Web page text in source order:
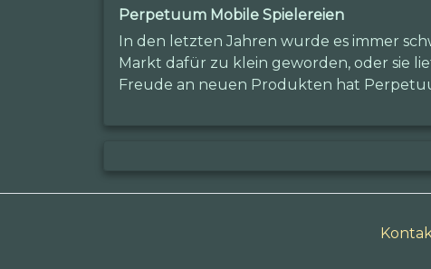
Perpetuum Mobile Spielereien
In den letzten Jahren wurde es immer
Markt dafür zu klein geworden, oder sie
Freude an neuen Produkten hat